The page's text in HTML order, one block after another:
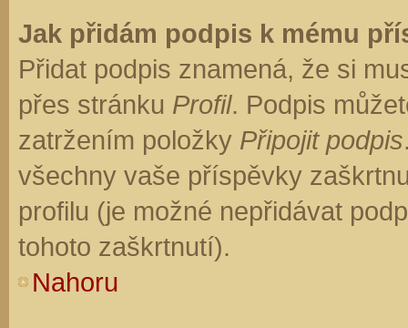
Jak přidám podpis k mému
Přidat podpis znamená, že si
přes stránku Profil. Podpis
zatržením položky Připojit podpis
všechny vaše příspěvky
profilu (je možné nepřidávat
tohoto zaškrtnutí).
Nahoru